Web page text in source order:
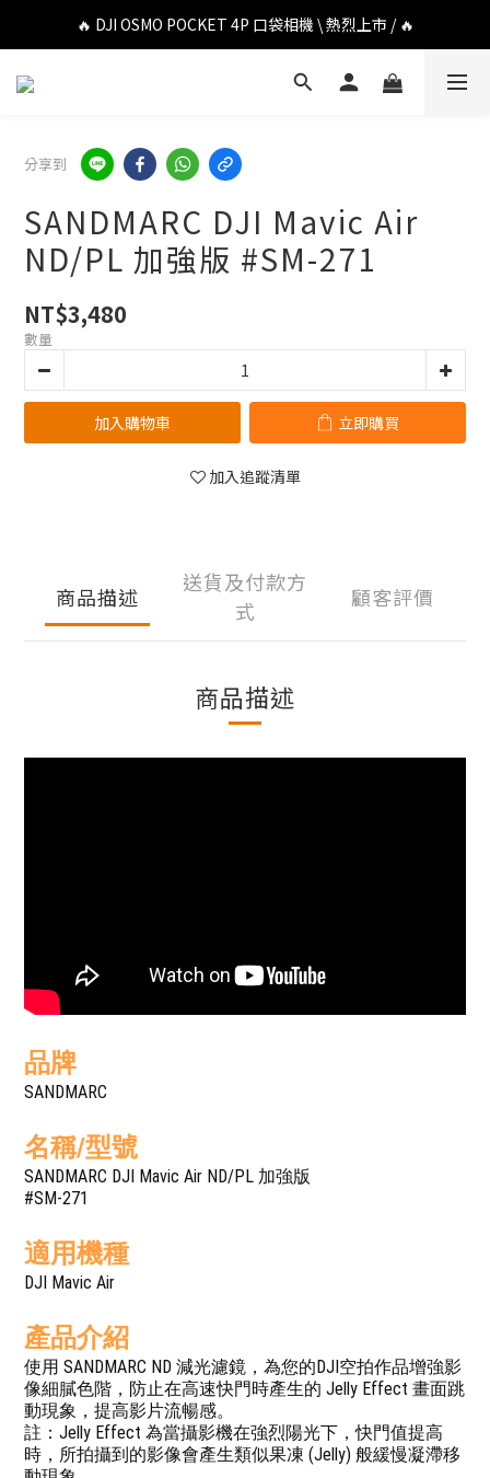
🔥 DJI OSMO POCKET 4P 口袋相機 \ 熱烈上市 / 🔥
🔥 DJI OSMO POCKET 4P 口袋相機 \ 熱烈上市 / 🔥
🔥 Insta360 Luna Ultra 雲台相機 \ 熱烈上市 / 🔥
🔥 DJI OSMO POCKET 4P 口袋相機 \ 熱烈上市 / 🔥
分享到
SANDMARC DJI Mavic Air
ND/PL 加強版 #SM-271
NT$3,480
數量
加入購物車 立即購買
加入追蹤清單
商品描述
送貨及付款方
式
顧客評價
商品描述
品牌
SANDMARC
名稱/型號
SANDMARC DJI Mavic Air ND/PL 加強版
#SM-271
適用機種
DJI Mavic Air
產品介紹
使用 SANDMARC ND 減光濾鏡，為您的DJI空拍作品增強影
像細膩色階，防止在高速快門時產生的 Jelly Effect 畫面跳
動現象，提高影片流暢感。
註：Jelly Effect 為當攝影機在強烈陽光下，快門值提高
時，所拍攝到的影像會產生類似果凍 (Jelly) 般緩慢凝滯移